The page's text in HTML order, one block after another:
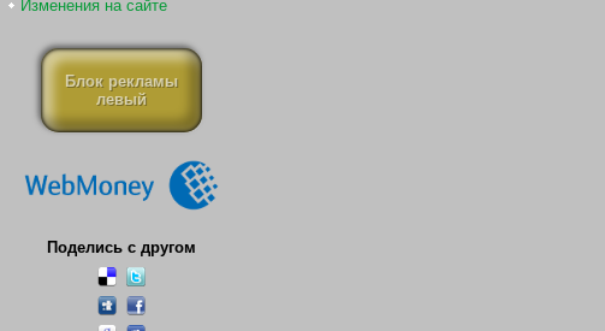
Изменения на сайте
Блок рекламы
левый
Поделись с другом